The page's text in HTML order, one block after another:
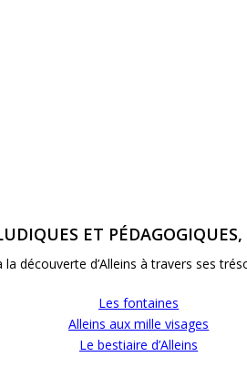
ET
la découverte d’Alleins à travers ses
Les fontaines
Alleins aux mille visages
Le bestiaire d’Alleins